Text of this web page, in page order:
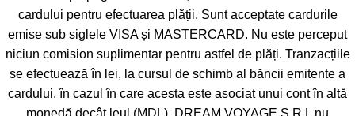
cardului pentru efectuarea plății. Sunt acceptate cardurile
emise sub siglele VISA și MASTERCARD. Nu este perceput
niciun comision suplimentar pentru astfel de plăți. Tranzacțiile
se efectuează în lei, la cursul de schimb al băncii emitente a
cardului, în cazul în care acesta este asociat unui cont în altă